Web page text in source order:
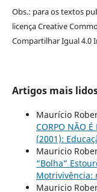
Obs.: para os textos
licença Creative
Compartilhar Igual 4.0
Artigos mais
Maurício
CORPO NÃO É
(2001):
Mauricio
“Bolha”
Motrivivência:
Mauricio